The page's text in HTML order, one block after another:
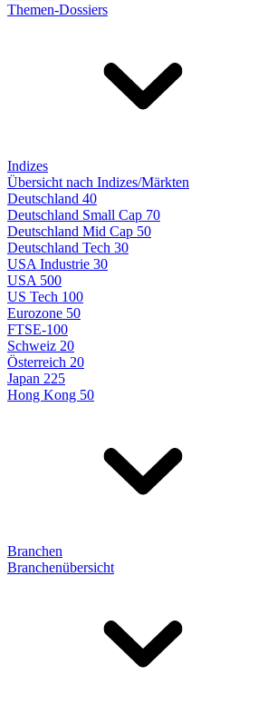
Themen-Dossiers
Indizes
Übersicht nach Indizes/Märkten
Deutschland 40
Deutschland Small Cap 70
Deutschland Mid Cap 50
Deutschland Tech 30
USA Industrie 30
USA 500
US Tech 100
Eurozone 50
FTSE-100
Schweiz 20
Österreich 20
Japan 225
Hong Kong 50
Branchen
Branchenübersicht